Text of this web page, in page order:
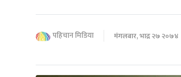
पहिचान मिडिया मंगलबार, भाद्र २७ २०७४